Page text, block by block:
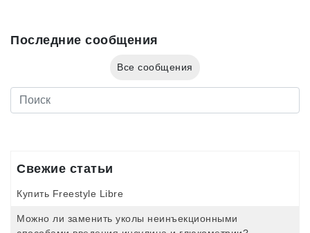
Последние сообщения
Все сообщения
Свежие статьи
Купить Freestyle Libre
Можно ли заменить уколы неинъекционными